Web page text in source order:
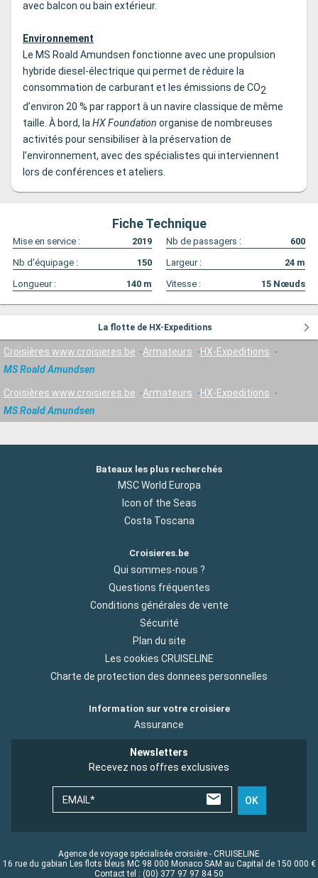
avec balcon ou bain extérieur.
Environnement
Le MS Roald Amundsen fonctionne avec une propulsion
hybride diesel-électrique qui permet de réduire la
consommation de carburant et les émissions de CO2
d’environ 20 % par rapport à un navire classique de même
taille. À bord, la HX Foundation organise de nombreuses
activités pour sensibiliser à la préservation de
l’environnement, avec des spécialistes qui interviennent
lors de conférences et ateliers.
Fiche Technique
Mise en service : 2019 Nb de passagers :
600
Nb d'équipage :
150 Largeur : 24 m
Longueur :
140 m Vitesse : 15 Nœuds
La flotte de HX-Expeditions
Croisières www.croisieres.be Armateurs
HX-Expeditions
MS Roald Amundsen
Croisières www.croisieres.be Armateurs
HX-Expeditions
MS Roald Amundsen
Bateaux les plus recherchés
MSC World Europa
Icon of the Seas
Costa Toscana
Croisieres.be
Qui sommes-nous ?
Questions fréquentes
Conditions générales de vente
Sécurité
Plan du site
Les cookies CRUISELINE
Charte de protection des donnees personnelles
Information sur votre croisiere
Assurance
Newsletters
Recevez nos offres exclusives
EMAIL* OK
Agence de voyage spécialisée croisière - CRUISELINE
16 rue du gabian Les flots bleus MC 98 000 Monaco SAM au Capital de 150 000 €
Contact tel : (00) 377 97 97 84 50